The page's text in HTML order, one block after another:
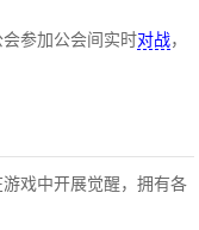
参加公会间实时对战，
戏中开展觉醒，拥有各